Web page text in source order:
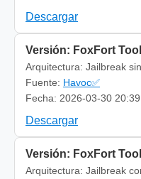
Descargar
Versión: FoxFort
Arquitectura: Jailbreak
Fuente: Havoc✅
Fecha: 2026-03-30
Descargar
Versión: FoxFort
Arquitectura: Jailbreak